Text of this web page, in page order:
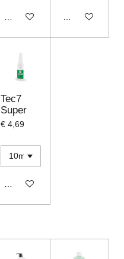
In winkelwagen In winkelwagen
Tec7
Super
€ 4,69
In winkelwagen